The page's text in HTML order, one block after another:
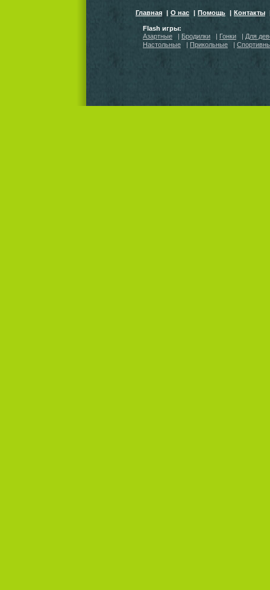
Главная | О нас | Помощь | Контакты
Flash игры:
Азартные
| Бродилки | Гонки | Для
Настольные
| Прикольные |